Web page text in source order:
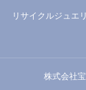
リサイクルジュエ
株式会社